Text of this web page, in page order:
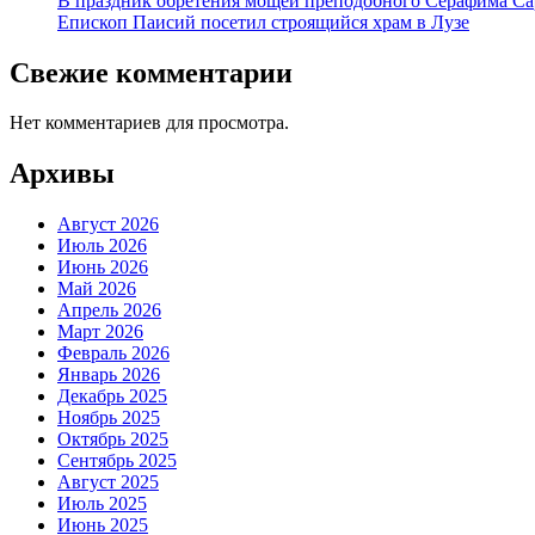
Епископ Паисий посетил строящийся храм в Лузе
Свежие комментарии
Нет комментариев для просмотра.
Архивы
Август 2026
Июль 2026
Июнь 2026
Май 2026
Апрель 2026
Март 2026
Февраль 2026
Январь 2026
Декабрь 2025
Ноябрь 2025
Октябрь 2025
Сентябрь 2025
Август 2025
Июль 2025
Июнь 2025